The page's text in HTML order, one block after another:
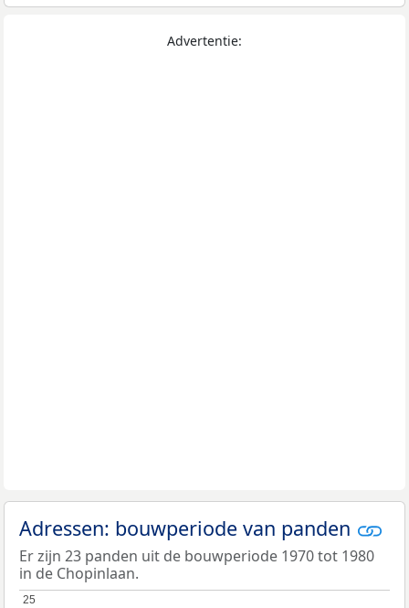
Advertentie:
Adressen: bouwperiode van panden
Er zijn 23 panden uit de bouwperiode 1970 tot 1980
in de Chopinlaan.
25
25